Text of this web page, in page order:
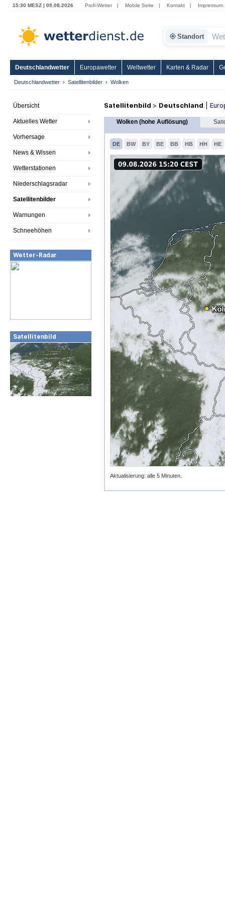
15:30 MESZ | 09.08.2026 Profi-Wetter | Mobile Seite | Kontakt | Impressum
Standort
Deutschlandwetter Europawetter Weltwetter Karten & Radar
Deutschlandwetter Satellitenbilder Wolken
Übersicht
Aktuelles Wetter
Vorhersage
News & Wissen
Wetterstationen
Niederschlagsradar
Satellitenbilder
Warnungen
Schneehöhen
Wetter-Radar
Satellitenbild
Satellitenbild > Deutschland
Wolken (hohe Auflösung)
DE BW BY BE BB HB HH HE
Aktualisierung: alle 5 Minuten.